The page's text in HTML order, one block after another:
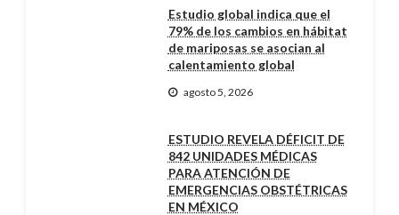
Estudio global indica que el
79% de los cambios en hábitat
de mariposas se asocian al
calentamiento global
agosto 5, 2026
ESTUDIO REVELA DÉFICIT DE
842 UNIDADES MÉDICAS
PARA ATENCIÓN DE
EMERGENCIAS OBSTÉTRICAS
EN MÉXICO